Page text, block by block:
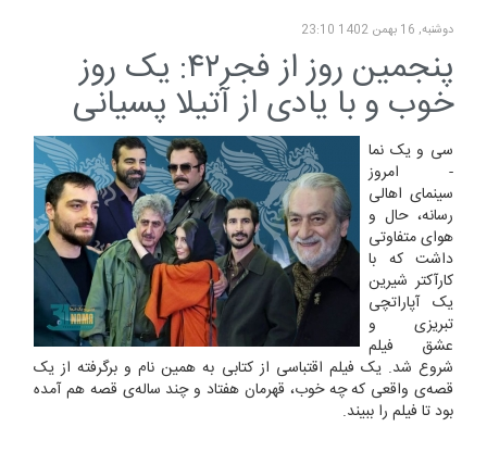
دوشنبه, 16 بهمن 1402 23:10
پنجمین روز از فجر۴۲: یک روز
خوب و با یادی از آتیلا پسیانی
سی و یک نما
- امروز
سینمای اهالی
رسانه، حال و
هوای متفاوتی
داشت که با
کارآکتر شیرین
یک آپاراتچی
تبریزی و
عشق فیلم
شروع شد. یک فیلم اقتباسی از کتابی به همین نام و برگرفته از یک
قصه‌ی واقعی که چه خوب، قهرمان هفتاد و چند ساله‌ی قصه هم آمده
بود تا فیلم را ببیند.